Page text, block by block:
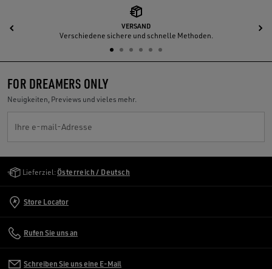
VERSAND
Verschiedene sichere und schnelle Methoden.
Zurück
FOR DREAMERS ONLY
Neuigkeiten, Previews und vieles mehr.
Ihre e-mail-Adresse
Lieferziel: Österreich / Deutsch
Store Locator
Rufen Sie uns an
Schreiben Sie uns eine E-Mail